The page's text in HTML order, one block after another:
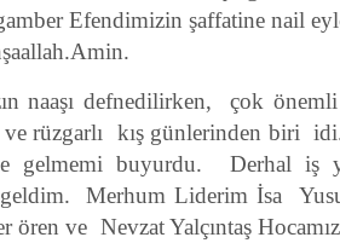
Efendimizin şaffatine nail
naaşı defnedilirken, çok
ve rüzgarlı kış günlerinden biri
gelmemi buyurdu. Derhal iş
geldim. Merhum Liderim İsa
ören ve Nevzat Yalçıntaş